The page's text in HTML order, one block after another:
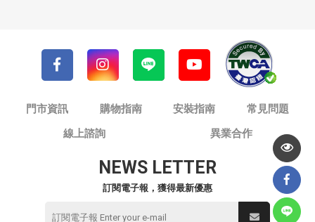
門市資訊 購物指南 安裝指南
常見問題
線上諮詢
異業合作
NEWS LETTER
訂閱電子報，獲得最新優惠